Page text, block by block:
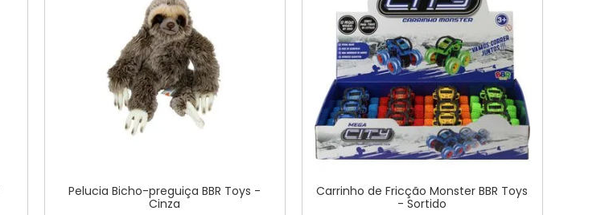
Pelucia Bicho-preguiça BBR Toys -
Cinza
Carrinho de Fricção Monster BBR Toys
- Sortido